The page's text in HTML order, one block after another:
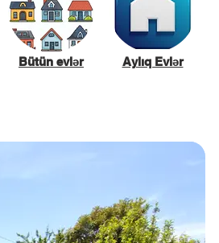
Bütün evlər Aylıq Evlər